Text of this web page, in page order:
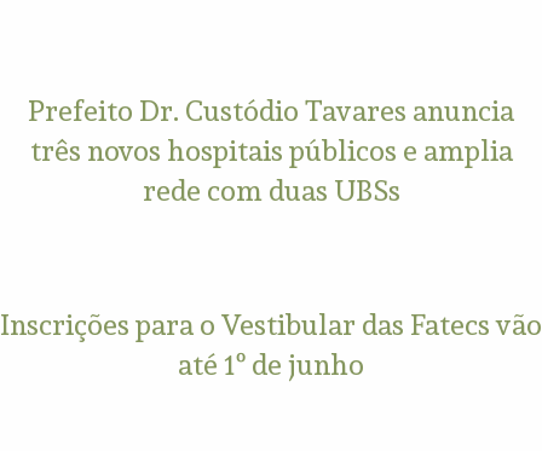
Prefeito Dr. Custódio Tavares anuncia
três novos hospitais públicos e amplia
rede com duas UBSs
Inscrições para o Vestibular das Fatecs vão
até 1º de junho